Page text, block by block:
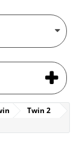
Twin 2